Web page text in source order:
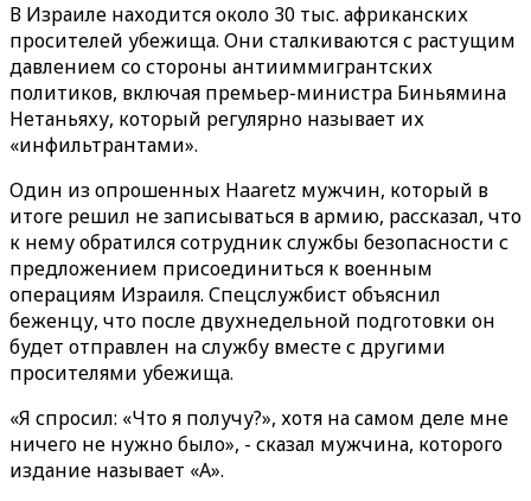
В Израиле находится около 30 тыс. африканских
просителей убежища. Они сталкиваются с растущим
давлением со стороны антииммигрантских
политиков, включая премьер-министра Биньямина
Нетаньяху, который регулярно называет их
«инфильтрантами».
Один из опрошенных Haaretz мужчин, который в
итоге решил не записываться в армию, рассказал, что
к нему обратился сотрудник службы безопасности с
предложением присоединиться к военным
операциям Израиля. Спецслужбист объяснил
беженцу, что после двухнедельной подготовки он
будет отправлен на службу вместе с другими
просителями убежища.
«Я спросил: «Что я получу?», хотя на самом деле мне
ничего не нужно было», - сказал мужчина, которого
издание называет «А».